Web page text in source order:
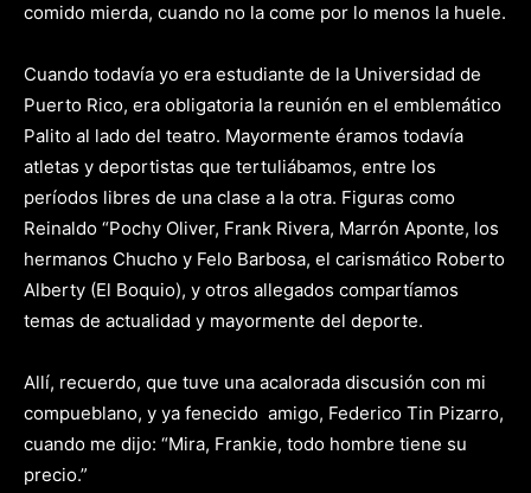
comido mierda, cuando no la come por lo menos la huele.
Cuando todavía yo era estudiante de la Universidad de
Puerto Rico, era obligatoria la reunión en el emblemático
Palito al lado del teatro. Mayormente éramos todavía
atletas y deportistas que tertuliábamos, entre los
períodos libres de una clase a la otra. Figuras como
Reinaldo “Pochy Oliver, Frank Rivera, Marrón Aponte, los
hermanos Chucho y Felo Barbosa, el carismático Roberto
Alberty (El Boquio), y otros allegados compartíamos
temas de actualidad y mayormente del deporte.
Allí, recuerdo, que tuve una acalorada discusión con mi
compueblano, y ya fenecido amigo, Federico Tin Pizarro,
cuando me dijo: “Mira, Frankie, todo hombre tiene su
precio.”